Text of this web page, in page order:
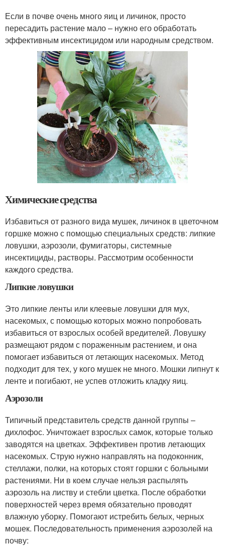
Если в почве очень много яиц и личинок, просто
пересадить растение мало – нужно его обработать
эффективным инсектицидом или народным средством.
Химические средства
Избавиться от разного вида мушек, личинок в цветочном
горшке можно с помощью специальных средств: липкие
ловушки, аэрозоли, фумигаторы, системные
инсектициды, растворы. Рассмотрим особенности
каждого средства.
Липкие ловушки
Это липкие ленты или клеевые ловушки для мух,
насекомых, с помощью которых можно попробовать
избавиться от взрослых особей вредителей. Ловушку
размещают рядом с пораженным растением, и она
помогает избавиться от летающих насекомых. Метод
подходит для тех, у кого мушек не много. Мошки липнут к
ленте и погибают, не успев отложить кладку яиц.
Аэрозоли
Типичный представитель средств данной группы –
дихлофос. Уничтожает взрослых самок, которые только
заводятся на цветках. Эффективен против летающих
насекомых. Струю нужно направлять на подоконник,
стеллажи, полки, на которых стоят горшки с больными
растениями. Ни в коем случае нельзя распылять
аэрозоль на листву и стебли цветка. После обработки
поверхностей через время обязательно проводят
влажную уборку. Помогают истребить белых, черных
мошек. Последовательность применения аэрозолей на
почву: